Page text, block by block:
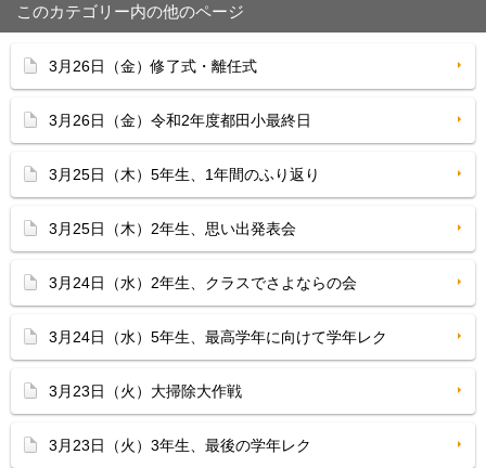
このカテゴリー内の他のページ
3月26日（金）修了式・離任式
3月26日（金）令和2年度都田小最終日
3月25日（木）5年生、1年間のふり返り
3月25日（木）2年生、思い出発表会
3月24日（水）2年生、クラスでさよならの会
3月24日（水）5年生、最高学年に向けて学年レク
3月23日（火）大掃除大作戦
3月23日（火）3年生、最後の学年レク